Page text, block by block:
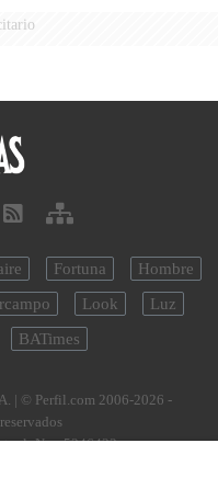
Fortuna
Hombre
Look
Luz
BATimes
| © Perfil.com 2006-2026 -
Nro. 5346433